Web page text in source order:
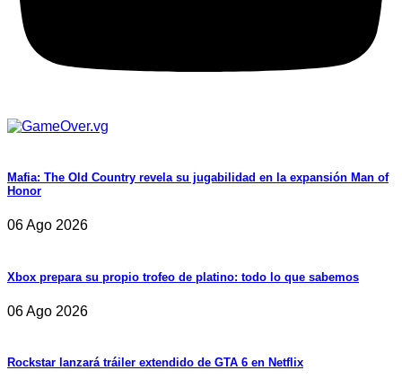
Mafia: The Old Country revela su jugabilidad en la expansión Man of
Honor
06 Ago 2026
Xbox prepara su propio trofeo de platino: todo lo que sabemos
06 Ago 2026
Rockstar lanzará tráiler extendido de GTA 6 en Netflix